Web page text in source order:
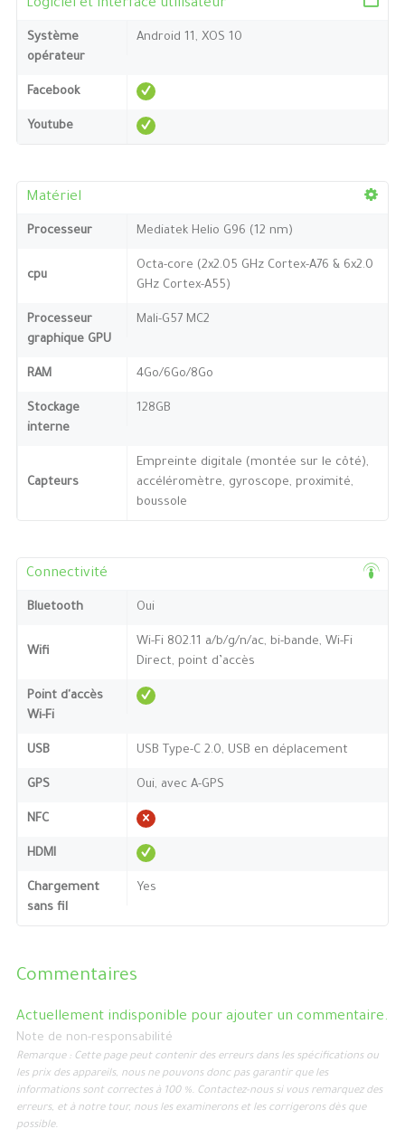
Logiciel et interface utilisateur
Système
opérateur
Android 11, XOS 10
Facebook
Youtube
Matériel
Processeur Mediatek Helio G96 (12 nm)
cpu
Octa-core (2x2.05 GHz Cortex-A76 & 6x2.0
GHz Cortex-A55)
Processeur
graphique GPU
Mali-G57 MC2
RAM 4Go/6Go/8Go
Stockage
interne
128GB
Capteurs
Empreinte digitale (montée sur le côté),
accéléromètre, gyroscope, proximité,
boussole
Connectivité
Bluetooth Oui
Wifi
Wi-Fi 802.11 a/b/g/n/ac, bi-bande, Wi-Fi
Direct, point d’accès
Point d'accès
Wi-Fi
USB USB Type-C 2.0, USB en déplacement
GPS Oui, avec A-GPS
NFC
HDMI
Chargement
sans fil
Yes
Commentaires
Actuellement indisponible pour ajouter un commentaire.
Note de non-responsabilité
Remarque : Cette page peut contenir des erreurs dans les spécifications ou
les prix des appareils, nous ne pouvons donc pas garantir que les
informations sont correctes à 100 %. Contactez-nous si vous remarquez des
erreurs, et à notre tour, nous les examinerons et les corrigerons dès que
possible.